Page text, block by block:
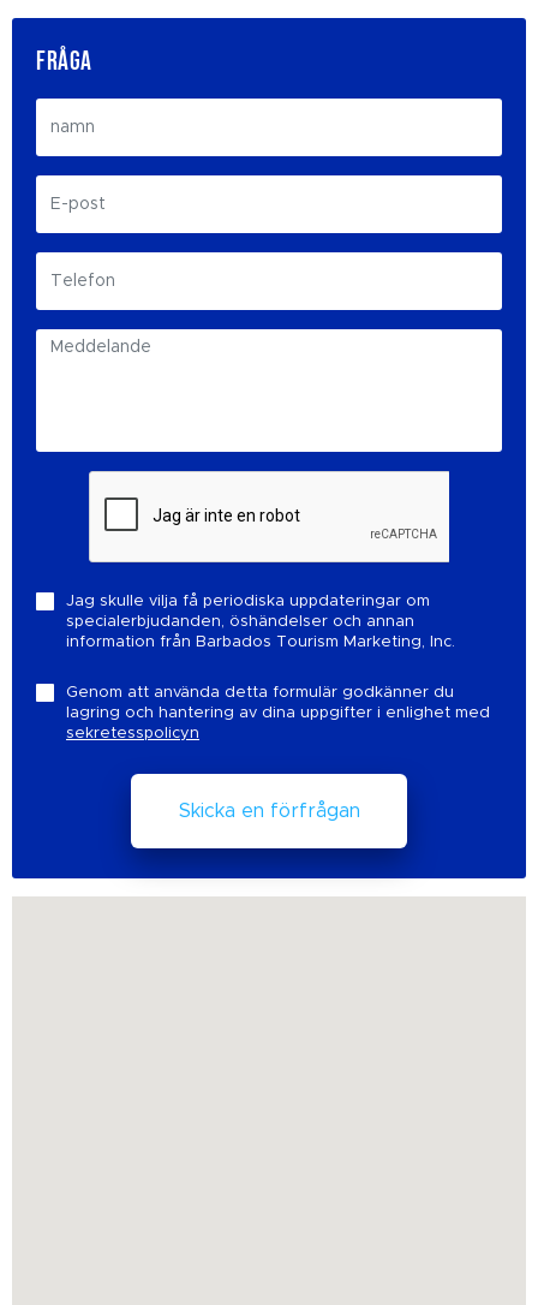
FRÅGA
Jag skulle vilja få periodiska uppdateringar om
specialerbjudanden, öshändelser och annan
information från Barbados Tourism Marketing, Inc.
Genom att använda detta formulär godkänner du
lagring och hantering av dina uppgifter i enlighet med
sekretesspolicyn